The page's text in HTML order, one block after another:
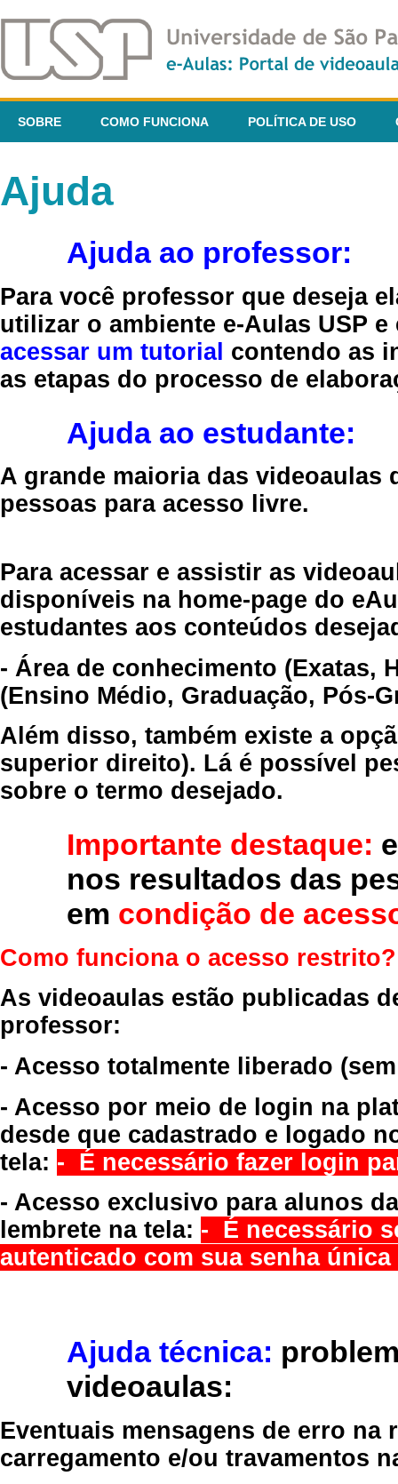
SOBRE COMO FUNCIONA POLÍTICA DE USO
Ajuda
Ajuda ao professor:
Para você professor que deseja
utilizar o ambiente e-Aulas USP
acessar um tutorial contendo as
as etapas do processo de
Ajuda ao estudante:
A grande maioria das videoaulas
pessoas para acesso livre.
Para acessar e assistir as
disponíveis na home-page do
estudantes aos conteúdos
- Área de conhecimento (Exatas,
(Ensino Médio, Graduação, Pós-
Além disso, também existe a
superior direito). Lá é possível
sobre o termo desejado.
Importante destaque:
nos resultados das
em condição de
Como funciona o acesso restrito?
As videoaulas estão publicadas
professor:
- Acesso totalmente liberado
- Acesso por meio de login na
desde que cadastrado e logado
tela: - É necessário fazer login
- Acesso exclusivo para alunos
lembrete na tela: - É necessário
autenticado com sua senha
Ajuda técnica:
videoaulas:
Eventuais mensagens de erro
carregamento e/ou travamentos